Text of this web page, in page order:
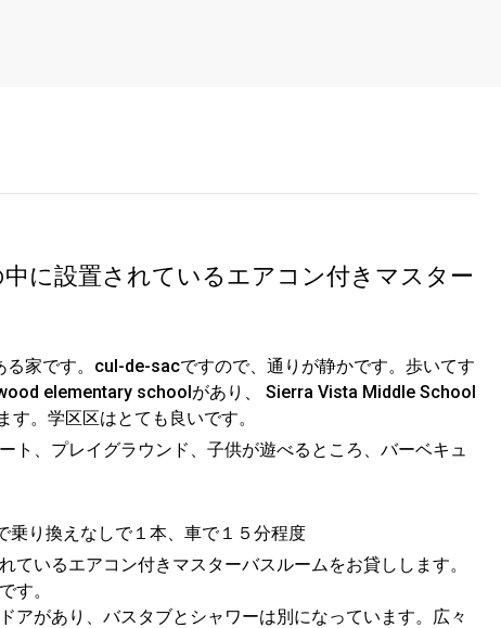
に設置されているエアコン付きマスター
家です。cul-de-sacですので、通りが静かです。歩いてす
elementary schoolがあり、 Sierra Vista Middle School
。学区区はとても良いです。
ト、プレイグラウンド、子供が遊べるところ、バーベキュ
り換えなしで１本、車で１５分程度
ているエアコン付きマスターバスルームをお貸しします。
す。
アがあり、バスタブとシャワーは別になっています。広々